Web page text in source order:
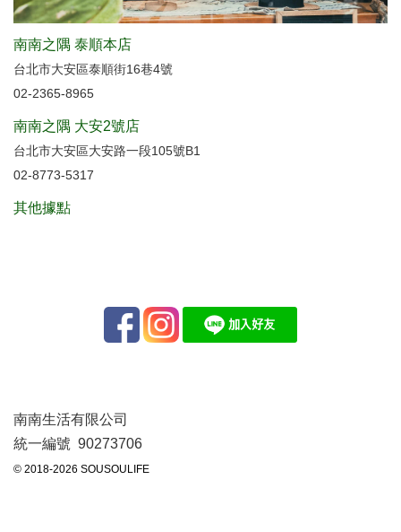
南南之隅 泰順本店
台北市大安區泰順街16巷4號
02-2365-8965
南南之隅 大安2號店
台北市大安區大安路一段105號B1
02-8773-5317
其他據點
南南生活有限公司
統一編號 90273706
© 2018-2026 SOUSOULIFE